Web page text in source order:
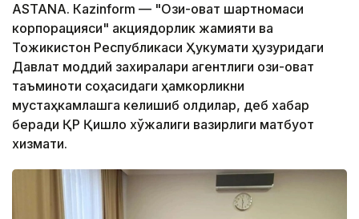
ASTANА. Кazinform — "Озиқ-овқат шартномаси
корпорацияси" акциядорлик жамияти ва
Тожикистон Республикаси Ҳукумати ҳузуридаги
Давлат моддий захиралари агентлиги озиқ-овқат
таъминоти соҳасидаги ҳамкорликни
мустаҳкамлашга келишиб олдилар, деб хабар
беради ҚР Қишлоқ хўжалиги вазирлиги матбуот
хизмати.